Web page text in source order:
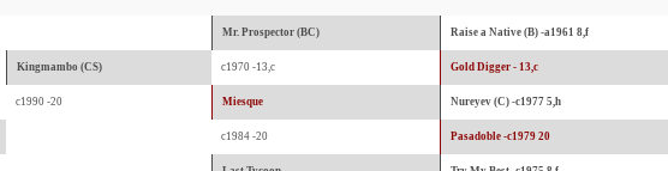
Mr. Prospector (BC) Raise a Native (B) -a1961 8,f
Kingmambo (CS) c1970 -13,c Gold Digger - 13,c
c1990 -20 Miesque Nureyev (C) -c1977 5,h
c1984 -20 Pasadoble -c1979 20